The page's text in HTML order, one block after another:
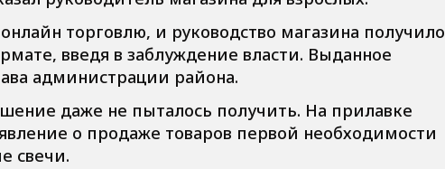
торговлю, и руководство магазина получило
введя в заблуждение власти. Выданное
администрации района.
даже не пыталось получить. На прилавке
о продаже товаров первой необходимости
свечи.